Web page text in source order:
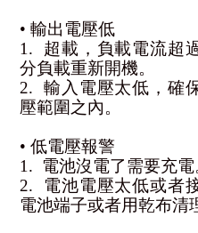
• 輸出電壓低
1.  超載，負載電流超
分負載重新開機。
2.  輸入電壓太低，確
壓範圍之內。
• 低電壓報警
1.  電池沒電了需要充電
2.  電池電壓太低或者
電池端子或者用乾布清